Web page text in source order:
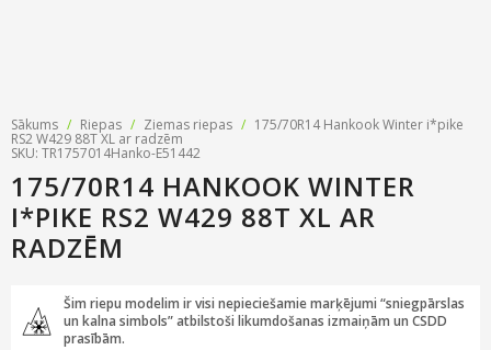
Sākums / Riepas / Ziemas riepas / 175/70R14 Hankook Winter i*pike
RS2 W429 88T XL ar radzēm
SKU: TR1757014Hanko-E51442
175/70R14 HANKOOK WINTER
I*PIKE RS2 W429 88T XL AR
RADZĒM
Šim riepu modelim ir visi nepieciešamie marķējumi “sniegpārslas
un kalna simbols” atbilstoši likumdošanas izmaiņām un CSDD
prasībām.